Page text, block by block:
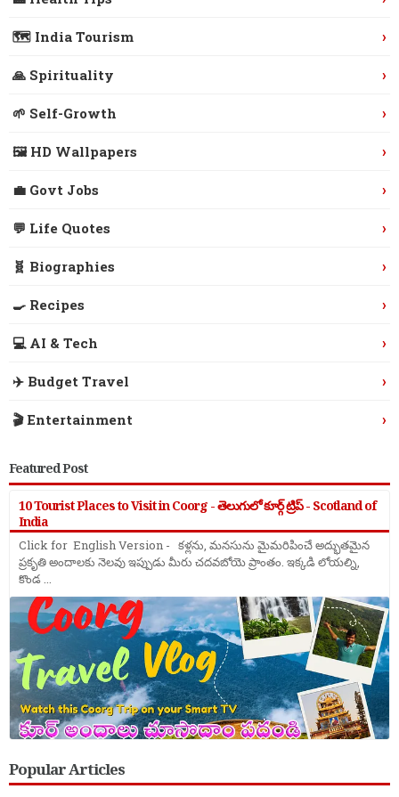
🗺️ India Tourism ›
🙏 Spirituality ›
🌱 Self-Growth ›
🖼️ HD Wallpapers ›
💼 Govt Jobs ›
💬 Life Quotes ›
🧬 Biographies ›
🍳 Recipes ›
💻 AI & Tech ›
✈️ Budget Travel ›
🎬 Entertainment ›
Featured Post
10 Tourist Places to Visit in Coorg - తెలుగులో కూర్గ్ ట్రిప్ - Scotland of
India
Click for English Version - కళ్లను, మనసును మైమరిపించే అద్భుతమైన
ప్రకృతి అందాలకు నెలవు ఇప్పుడు మీరు చదవబోయె ప్రాంతం. ఇక్కడి లోయల్ని,
కొండ ...
Popular Articles